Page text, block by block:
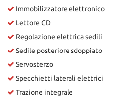
Immobilizzatore elettronico
Lettore CD
Regolazione elettrica sedili
Sedile posteriore sdoppiato
Servosterzo
Specchietti laterali elettrici
Trazione integrale